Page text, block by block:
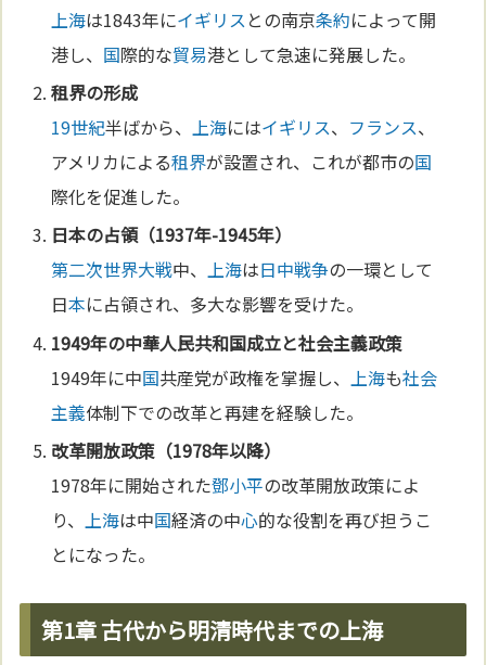
上海は1843年にイギリスとの南京条約によって開
港し、 国際的な貿易港として急速に発展した。
租界の形成
19世紀半ばから、上海にはイギリス、 フランス、
アメリカによる租界が設置され、これが都市の国
際化を促進した。
日本の占領（1937年-1945年）
第二次世界大戦中、上海は日中戦争の一環として
日本に占領され、多大な影響を受けた。
1949年の中華人民共和国成立と社会主義政策
1949年に中国共産党が政権を掌握し、 上海も社会
主義体制下での改革と再建を経験した。
改革開放政策（1978年以降）
1978年に開始された鄧小平の改革開放政策によ
り、上海は中国経済の中心的な役割を再び担うこ
とになった。
第1章 古代から明清時代までの上海